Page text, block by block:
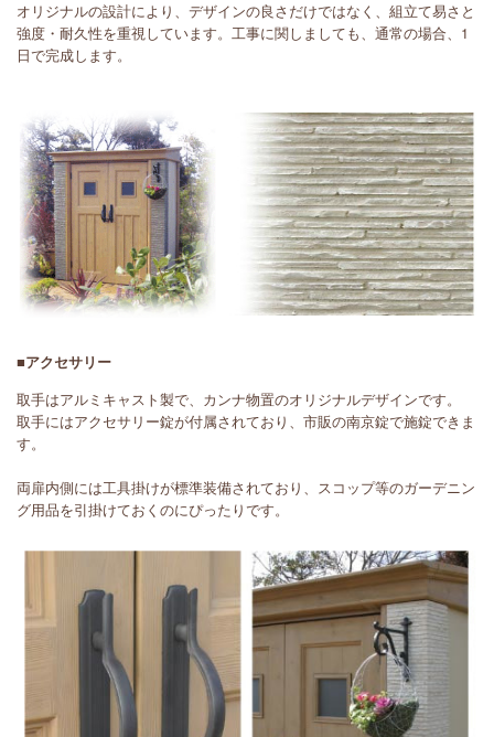
オリジナルの設計により、デザインの良さだけではなく、組立て易さと
強度・耐久性を重視しています。工事に関しましても、通常の場合、1
日で完成します。
■アクセサリー
取手はアルミキャスト製で、カンナ物置のオリジナルデザインです。
取手にはアクセサリー錠が付属されており、市販の南京錠で施錠できま
す。
両扉内側には工具掛けが標準装備されており、スコップ等のガーデニン
グ用品を引掛けておくのにぴったりです。